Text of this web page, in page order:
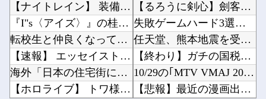
【ナイトレイン】 装備付帯おごりまくっても一切お返しや協力する気がないプレイヤーいるけど…
『I"s〈アイズ〉』の桂正和さん、とんでもなくエ●チなパンツを描く。これもう芸術だろ
転校生と仲良くなってその子の家に遊びに行ったら私が小さい頃に撮った写真があった
【速報】 エッセイスト「原爆を二度と使わせてはならない」→リプ「もちろん中国の核も非難する...
海外「日本の住宅街にこんなレ●プ魔が潜んでるとかマジかよ…さすがHENTAIの国…」
【ホロライブ】 トワ様キャラ変するんか
【るろうに剣心】劍客兵器の飛號・龍勢勇星、超ミサイル技術の持ち主なのに惜しい男を亡くした・...
失敗ゲームハード3選「ドリームキャスト」「セガサターン」他
任天堂、熊本地震を受け製品修理は無償対応（災害救助法適用地域）他
【終わり】ガチの国税職員さん、税務調査で詐欺を行い〇億だまし取る他
10/29の｢MTV VMAJ 2026｣に出演決定！！！【乃木坂46】他
【悲報】最近の漫画出版社、どこの会社もマジでやばいwwwww他